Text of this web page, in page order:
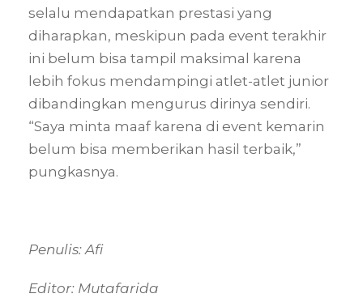
selalu mendapatkan prestasi yang
diharapkan, meskipun pada event terakhir
ini belum bisa tampil maksimal karena
lebih fokus mendampingi atlet-atlet junior
dibandingkan mengurus dirinya sendiri.
“Saya minta maaf karena di event kemarin
belum bisa memberikan hasil terbaik,”
pungkasnya.
Penulis: Afi
Editor: Mutafarida